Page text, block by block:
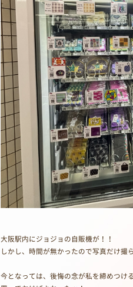
大阪駅内にジョジョの自販機が！！
しかし、時間が無かったので写真だけ撮
今となっては、後悔の念が私を締めつけ